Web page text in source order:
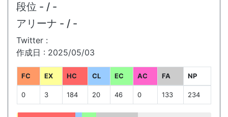
段位 - / -
アリーナ - / -
Twitter :
作成日 : 2025/05/03
FC EX HC CL EC AC FA NP
0 3 184 20 46 0 133 234